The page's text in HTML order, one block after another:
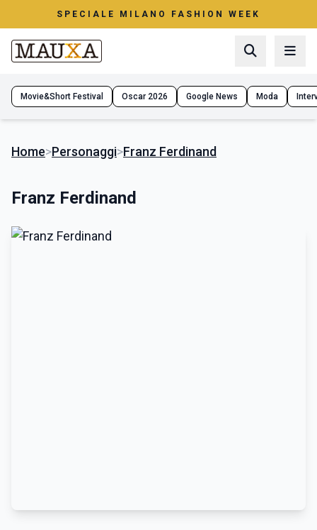
SPECIALE MILANO FASHION WEEK
Movie&Short Festival Oscar 2026 Google News Moda
Home>Personaggi>Franz Ferdinand
Franz Ferdinand